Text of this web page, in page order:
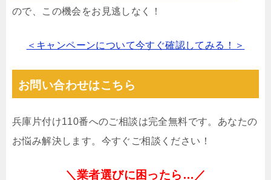
ので、この機会をお見逃しなく！
＜キャンペーンについて今すぐ確認してみる！＞
お問い合わせはこちら
兵庫片付け110番へのご相談は完全無料です。あなたの
お悩み解決します。今すぐご相談ください！
＼業者選びに困ったら…／